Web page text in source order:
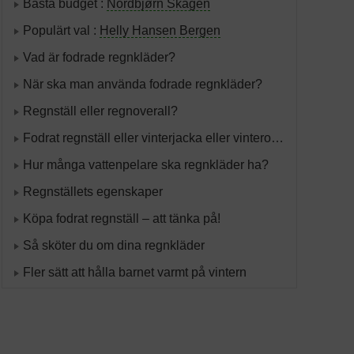
Bästa budget : Nordbjørn Skagen
Populärt val : Helly Hansen Bergen
Vad är fodrade regnkläder?
När ska man använda fodrade regnkläder?
Regnställ eller regnoverall?
Fodrat regnställ eller vinterjacka eller vinteroverall?
Hur många vattenpelare ska regnkläder ha?
Regnställets egenskaper
Köpa fodrat regnställ – att tänka på!
Så sköter du om dina regnkläder
Fler sätt att hålla barnet varmt på vintern